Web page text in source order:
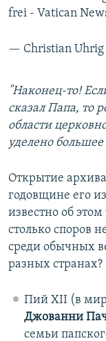
frei - Vatican
— Christian Uhrig
"Наконец-то!
сказал Папа, то
области
уделено
Открытие
годовщине его
известно об
столько споров
среди обычных
разных странах?
Пий XII (в
Джованни
семьи